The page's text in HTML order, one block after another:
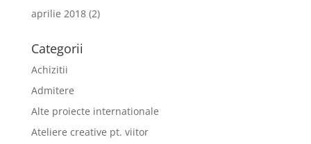
aprilie 2018(2)
Categorii
Achizitii
Admitere
Alte proiecte internationale
Ateliere creative pt. viitor